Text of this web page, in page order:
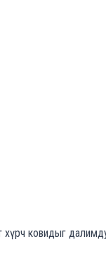
хүрч ковидыг